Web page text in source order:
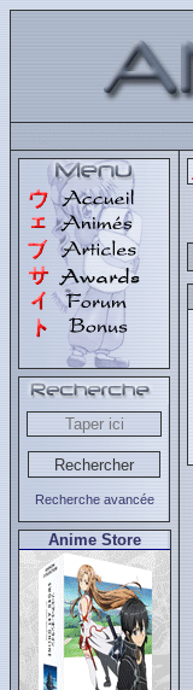
Recherche avancée
Anime Store